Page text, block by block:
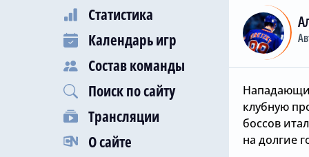
Статистика
Календарь игр
Состав команды
Поиск по сайту
Трансляции
О сайте
клубную
боссов
на долгие